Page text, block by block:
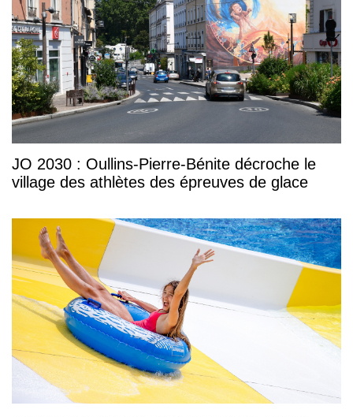
JO 2030 : Oullins-Pierre-Bénite décroche le
village des athlètes des épreuves de glace